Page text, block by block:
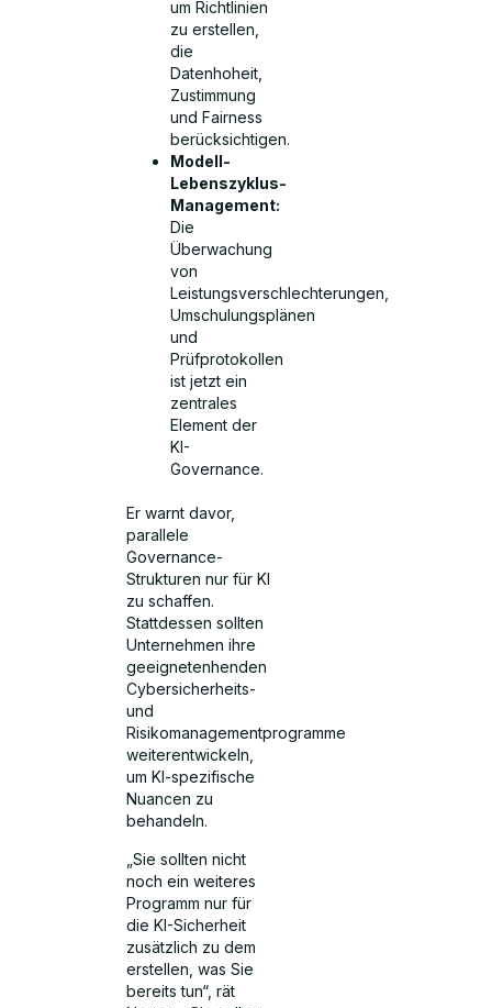
um Richtlinien
zu erstellen,
die
Datenhoheit,
Zustimmung
und Fairness
berücksichtigen.
Modell-
Lebenszyklus-
Management:
Die
Überwachung
von
Leistungsverschlechterungen,
Umschulungsplänen
und
Prüfprotokollen
ist jetzt ein
zentrales
Element der
KI-
Governance.
Er warnt davor,
parallele
Governance-
Strukturen nur für KI
zu schaffen.
Stattdessen sollten
Unternehmen ihre
geeignetenhenden
Cybersicherheits-
und
Risikomanagementprogramme
weiterentwickeln,
um KI-spezifische
Nuancen zu
behandeln.
„Sie sollten nicht
noch ein weiteres
Programm nur für
die KI-Sicherheit
zusätzlich zu dem
erstellen, was Sie
bereits tun“, rät